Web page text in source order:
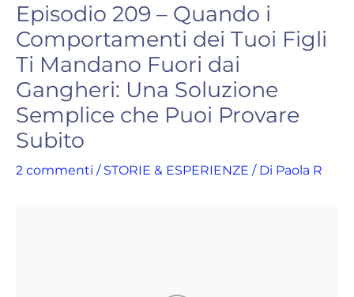
Episodio 209 – Quando i
Comportamenti dei Tuoi Figli
Ti Mandano Fuori dai
Gangheri: Una Soluzione
Semplice che Puoi Provare
Subito
2 commenti / STORIE & ESPERIENZE / Di Paola R